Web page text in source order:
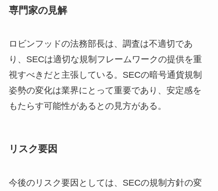
専門家の見解
ロビンフッドの法務部長は、調査は不適切であ
り、SECは適切な規制フレームワークの提供を重
視すべきだと主張している。SECの暗号通貨規制
姿勢の変化は業界にとって重要であり、安定感を
もたらす可能性があるとの見方がある。
リスク要因
今後のリスク要因としては、SECの規制方針の変